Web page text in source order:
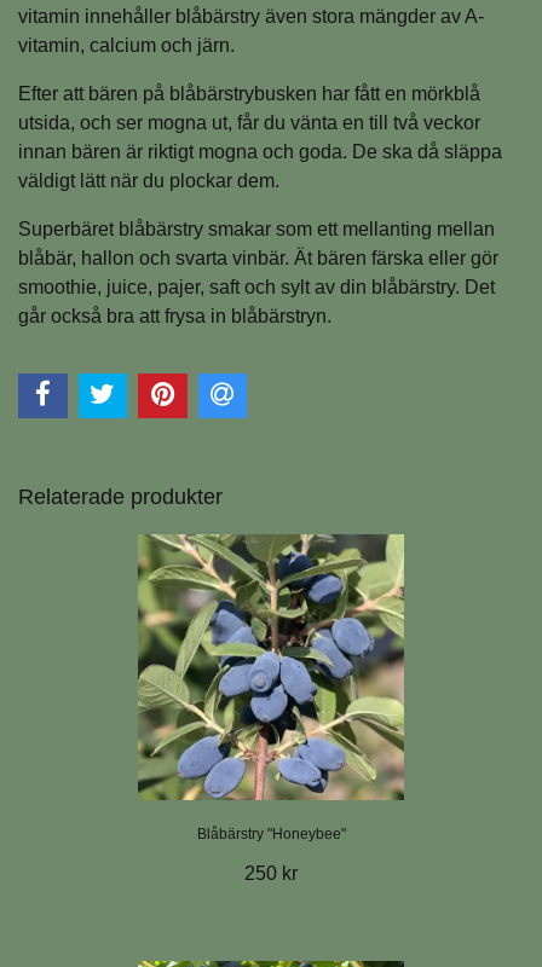
vitamin innehåller blåbärstry även stora mängder av A-
vitamin, calcium och järn.
Efter att bären på blåbärstrybusken har fått en mörkblå
utsida, och ser mogna ut, får du vänta en till två veckor
innan bären är riktigt mogna och goda. De ska då släppa
väldigt lätt när du plockar dem.
Superbäret blåbärstry smakar som ett mellanting mellan
blåbär, hallon och svarta vinbär. Ät bären färska eller gör
smoothie, juice, pajer, saft och sylt av din blåbärstry. Det
går också bra att frysa in blåbärstryn.
Relaterade produkter
Blåbärstry "Honeybee"
250 kr